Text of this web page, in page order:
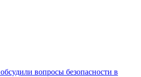
вопросы безопасности в